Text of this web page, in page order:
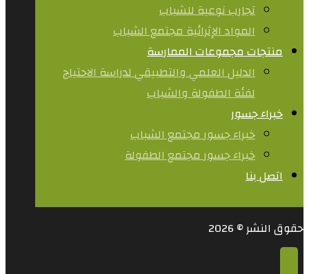
تجارب نوعية للشباب​
المواد الإثرائية مجتمع الشباب
منتجات مجموعات الممارسة
الدليل العلمي والتطبيقي لدراسة الاحتياج
لفئة الطفولة والشباب
خبراء جسور
خبراء جسور مجتمع الشباب
خبراء جسور مجتمع الطفولة
اتصل بنا
حقوق النشر © 2026